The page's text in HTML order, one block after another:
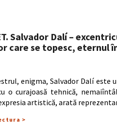
Salvador Dalí –
care se topesc, eternul
enigma, Salvador Dalí este
o curajoasă tehnică,
artistică, arată
>